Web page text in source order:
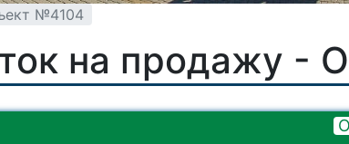
№4104
на продажу -